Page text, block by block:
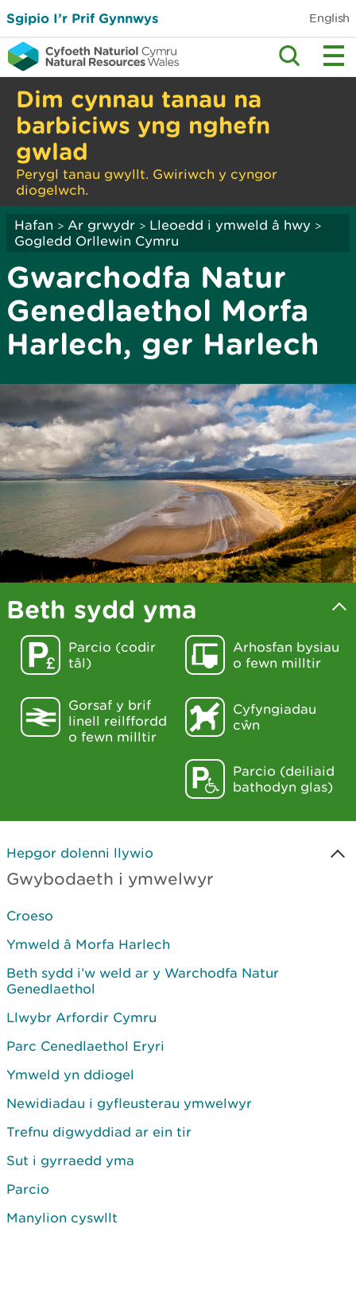
Sgipio I’r Prif Gynnwys English
Dim cynnau tanau na
barbiciws yng nghefn
gwlad
Perygl tanau gwyllt. Gwiriwch y cyngor
diogelwch.
Hafan > Ar grwydr > Lleoedd i ymweld â hwy >
Gogledd Orllewin Cymru
Gwarchodfa Natur
Genedlaethol Morfa
Harlech, ger Harlech
Beth sydd yma
Parcio (codir
tâl)
Arhosfan bysiau
o fewn milltir
Gorsaf y brif
linell reilffordd
o fewn milltir
Cyfyngiadau
cŵn
Parcio (deiliaid
bathodyn glas)
Hepgor dolenni llywio
Gwybodaeth i ymwelwyr
Croeso
Ymweld â Morfa Harlech
Beth sydd i’w weld ar y Warchodfa Natur
Genedlaethol
Llwybr Arfordir Cymru
Parc Cenedlaethol Eryri
Ymweld yn ddiogel
Newidiadau i gyfleusterau ymwelwyr
Trefnu digwyddiad ar ein tir
Sut i gyrraedd yma
Parcio
Manylion cyswllt